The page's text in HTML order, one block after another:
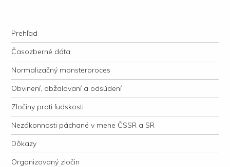
justície
Navigation
Skip to content
Prehľad
Časozberné dáta
Normalizačný monsterproces
Obvinení, obžalovaní a odsúdení
Zločiny proti ľudskosti
Nezákonnosti páchané v mene ČSSR a SR
Dôkazy
Organizovaný zločin